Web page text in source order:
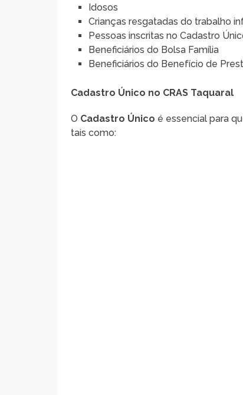
Idosos
Crianças resgatadas do trabalho
Pessoas inscritas no Cadastro
Beneficiários do Bolsa Família
Beneficiários do Benefício de
Cadastro Único no CRAS Taquaral
O Cadastro Único é essencial para
tais como: